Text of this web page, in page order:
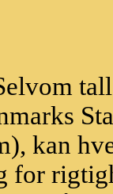
kan
for